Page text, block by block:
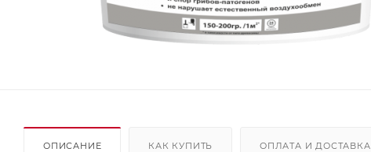
ОПИСАНИЕ КАК КУПИТЬ ОПЛАТА И ДОСТАВКА